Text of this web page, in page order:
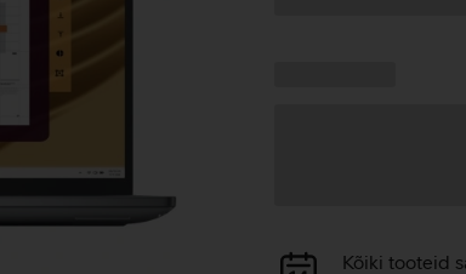
AndmeteKõiki tooteid